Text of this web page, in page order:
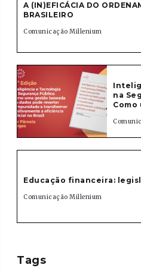
A (IN)EFICÁCIA DO
BRASILEIRO
Comunicação Millenium
na
Como
Educação financeira:
Comunicação Millenium
Tags